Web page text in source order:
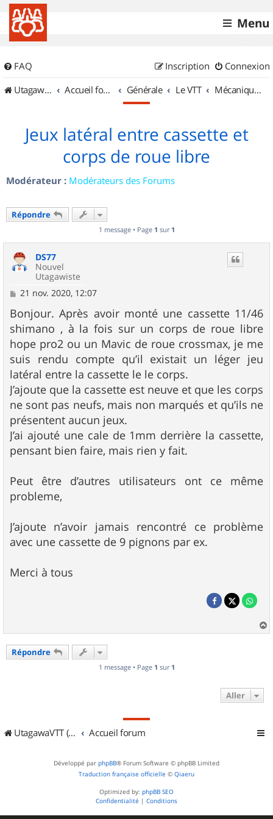
Menu
FAQ Connexion
Inscription
UtagawaVTT (Randos VTT et VTTAE avec traces GPS)
Accueil forum Générale Le VTT Mécanique et Entretiens
Jeux latéral entre cassette et
corps de roue libre
Modérateur : Modérateurs des Forums
Répondre
1 message • Page 1 sur 1
DS77
Nouvel
Utagawiste
M
s
s
a
g
e
21 nov. 2020, 12:07
Bonjour. Après avoir monté une cassette 11/46
shimano , à la fois sur un corps de roue libre
hope pro2 ou un Mavic de roue crossmax, je me
suis rendu compte qu’il existait un léger jeu
latéral entre la cassette le le corps.
J’ajoute que la cassette est neuve et que les corps
ne sont pas neufs, mais non marqués et qu’ils ne
présentent aucun jeux.
J’ai ajouté une cale de 1mm derrière la cassette,
pensant bien faire, mais rien y fait.
Peut être d’autres utilisateurs ont ce même
probleme,
J’ajoute n’avoir jamais rencontré ce problème
avec une cassette de 9 pignons par ex.
Merci à tous
a
Répondre
1 message • Page 1 sur 1
Aller
UtagawaVTT (Randos VTT et VTTAE avec traces GPS) Accueil forum
Développé par phpBB® Forum Software © phpBB Limited
Traduction française officielle © Qiaeru
Optimized by: phpBB SEO
Confidentialité | Conditions